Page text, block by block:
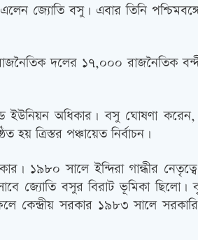
জ্যোতি বসু। এবার তিনি
রাজনৈতিক দলের ১৭,০০০ রাজনৈতিক
ইউনিয়ন অধিকার। বসু ঘোষণা
হয় ত্রিস্তর পঞ্চায়েত নির্বাচন।
১৯৮০ সালে ইন্দিরা গান্ধীর
জ্যোতি বসুর বিরাট ভূমিকা ছিলো।
কেন্দ্রীয় সরকার ১৯৮৩ সালে